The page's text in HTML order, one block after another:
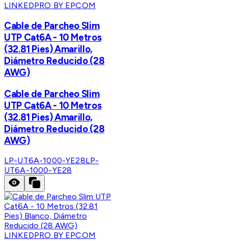
LINKEDPRO BY EPCOM
Cable de Parcheo Slim
UTP Cat6A - 10 Metros
(32.81 Pies) Amarillo,
Diámetro Reducido (28
AWG)
Cable de Parcheo Slim
UTP Cat6A - 10 Metros
(32.81 Pies) Amarillo,
Diámetro Reducido (28
AWG)
LP-UT6A-1000-YE28LP-
UT6A-1000-YE28
LINKEDPRO BY EPCOM